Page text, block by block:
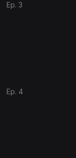
Ep. 3
Ep. 4